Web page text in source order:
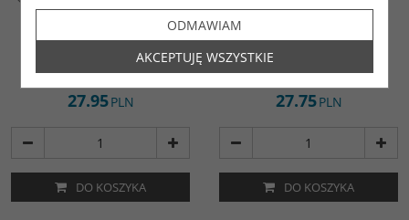
JANTZEN AUDIO 0,3MH /
0,55OHM / DR.0,63MM /
ŚR.25 DŁ.15MM
000-1452
27.95PLN
DO KOSZYKA
JANTZEN AUDIO 0,3MH /
0,55OHM / DR.0,63MM /
ŚR.33 DŁ.15MM
000-1143
27.75PLN
DO KOSZYKA
ODMAWIAM
AKCEPTUJĘ WSZYSTKIE